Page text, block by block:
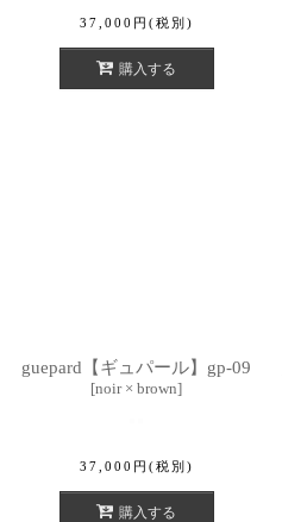
37,000 円 (税別)
購入する
guepard【ギュパール】gp-09
[noir × brown]
37,000 円 (税別)
購入する